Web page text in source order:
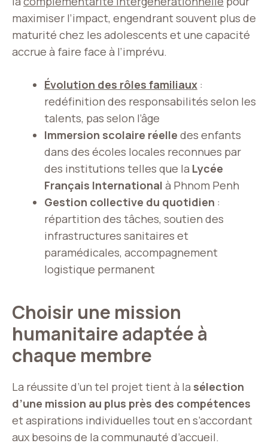
maximiser l’impact, engendrant souvent plus de
maturité chez les adolescents et une capacité
accrue à faire face à l’imprévu.
Évolution des rôles familiaux :
redéfinition des responsabilités selon les
talents, pas selon l’âge
Immersion scolaire réelle des enfants
dans des écoles locales reconnues par
des institutions telles que la Lycée
Français International à Phnom Penh
Gestion collective du quotidien :
répartition des tâches, soutien des
infrastructures sanitaires et
paramédicales, accompagnement
logistique permanent
Choisir une mission
humanitaire adaptée à
chaque membre
La réussite d’un tel projet tient à la sélection
d’une mission au plus près des compétences
et aspirations individuelles tout en s’accordant
aux besoins de la communauté d’accueil.